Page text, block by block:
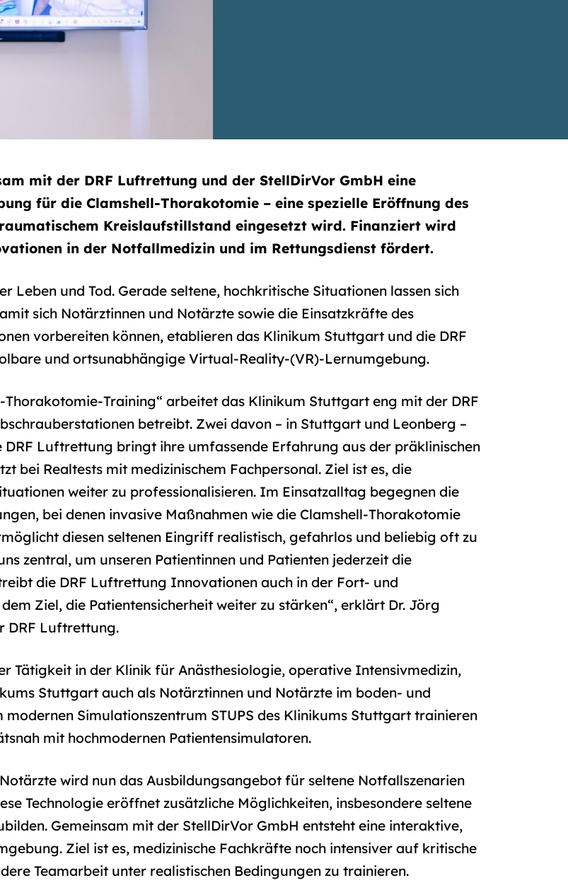
mit der DRF Luftrettung und der StellDirVor GmbH eine
für die Clamshell-Thorakotomie – eine spezielle Eröffnung des
Kreislaufstillstand eingesetzt wird. Finanziert wird
in der Notfallmedizin und im Rettungsdienst fördert.
Leben und Tod. Gerade seltene, hochkritische Situationen lassen sich
sich Notärztinnen und Notärzte sowie die Einsatzkräfte des
vorbereiten können, etablieren das Klinikum Stuttgart und die DRF
und ortsunabhängige Virtual-Reality-(VR)-Lernumgebung.
Training“ arbeitet das Klinikum Stuttgart eng mit der DRF
betreibt. Zwei davon – in Stuttgart und Leonberg –
Luftrettung bringt ihre umfassende Erfahrung aus der präklinischen
bei Realtests mit medizinischem Fachpersonal. Ziel ist es, die
weiter zu professionalisieren. Im Einsatzalltag begegnen die
bei denen invasive Maßnahmen wie die Clamshell-Thorakotomie
diesen seltenen Eingriff realistisch, gefahrlos und beliebig oft zu
zentral, um unseren Patientinnen und Patienten jederzeit die
die DRF Luftrettung Innovationen auch in der Fort- und
Ziel, die Patientensicherheit weiter zu stärken“, erklärt Dr. Jörg
DRF Luftrettung.
Tätigkeit in der Klinik für Anästhesiologie, operative Intensivmedizin,
Stuttgart auch als Notärztinnen und Notärzte im boden- und
Simulationszentrum STUPS des Klinikums Stuttgart trainieren
mit hochmodernen Patientensimulatoren.
wird nun das Ausbildungsangebot für seltene Notfallszenarien
Technologie eröffnet zusätzliche Möglichkeiten, insbesondere seltene
Gemeinsam mit der StellDirVor GmbH entsteht eine interaktive,
Ziel ist es, medizinische Fachkräfte noch intensiver auf kritische
Teamarbeit unter realistischen Bedingungen zu trainieren.